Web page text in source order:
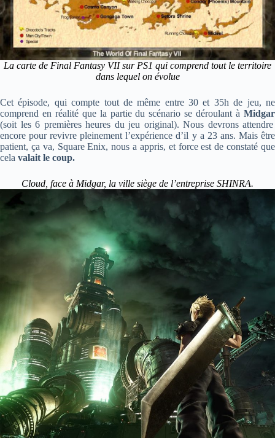
La carte de Final Fantasy VII sur PS1 qui comprend tout le territoire
dans lequel on évolue
Cet épisode, qui compte tout de même entre 30 et 35h de jeu, ne
comprend en réalité que la partie du scénario se déroulant à Midgar
(soit les 6 premières heures du jeu original). Nous devrons attendre
encore pour revivre pleinement l’expérience d’il y a 23 ans. Mais être
patient, ça va, Square Enix, nous a appris, et force est de constaté que
cela valait le coup.
Cloud, face à Midgar, la ville siège de l’entreprise SHINRA.